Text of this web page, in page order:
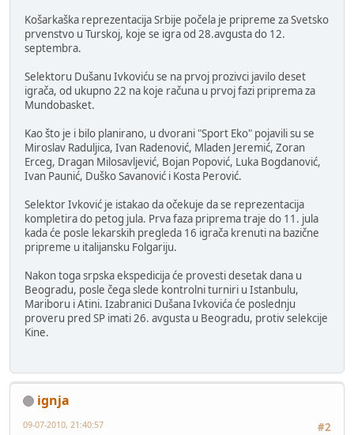
Košarkaška reprezentacija Srbije počela je pripreme za Svetsko
prvenstvo u Turskoj, koje se igra od 28.avgusta do 12.
septembra.
Selektoru Dušanu Ivkoviću se na prvoj prozivci javilo deset
igrača, od ukupno 22 na koje računa u prvoj fazi priprema za
Mundobasket.
Kao što je i bilo planirano, u dvorani "Sport Eko" pojavili su se
Miroslav Raduljica, Ivan Radenović, Mladen Jeremić, Zoran
Erceg, Dragan Milosavljević, Bojan Popović, Luka Bogdanović,
Ivan Paunić, Duško Savanović i Kosta Perović.
Selektor Ivković je istakao da očekuje da se reprezentacija
kompletira do petog jula. Prva faza priprema traje do 11. jula
kada će posle lekarskih pregleda 16 igrača krenuti na bazične
pripreme u italijansku Folgariju.
Nakon toga srpska ekspedicija će provesti desetak dana u
Beogradu, posle čega slede kontrolni turniri u Istanbulu,
Mariboru i Atini. Izabranici Dušana Ivkovića će poslednju
proveru pred SP imati 26. avgusta u Beogradu, protiv selekcije
Kine.
ignja
#2
09-07-2010, 21:40:57